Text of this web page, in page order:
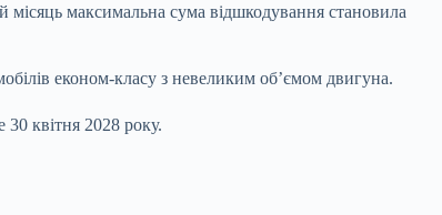
максимальна сума відшкодування становила
економ-класу з невеликим об’ємом двигуна.
квітня 2028 року.